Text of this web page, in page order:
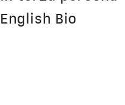
English Bio